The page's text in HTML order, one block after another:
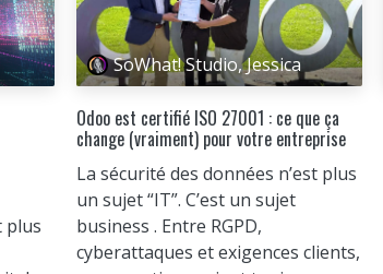
plus
SoWhat! Studio, Jessica
Odoo est certifié ISO 27001 : ce que ça
change (vraiment) pour votre entreprise
La sécurité des données n’est plus
un sujet “IT”. C’est un sujet
business . Entre RGPD,
cyberattaques et exigences clients,